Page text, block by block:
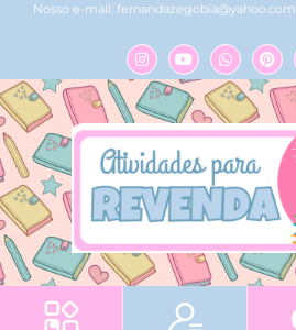
Nosso e-mail: fernandazegobia@yahoo.com